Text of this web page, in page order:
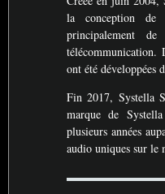
la conception de
principalement
télécommunication.
ont été développées
Fin 2017, Systella
marque de Systella
plusieurs années
audio uniques sur le